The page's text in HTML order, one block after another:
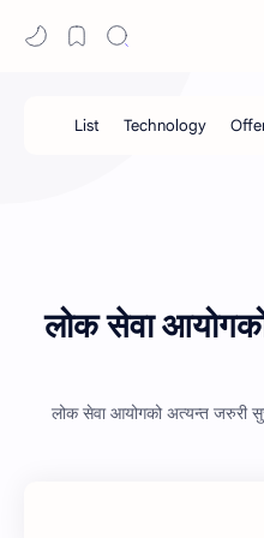
लोक सेवा
लोक सेवा आयोगको अत्यन्त जरुरी